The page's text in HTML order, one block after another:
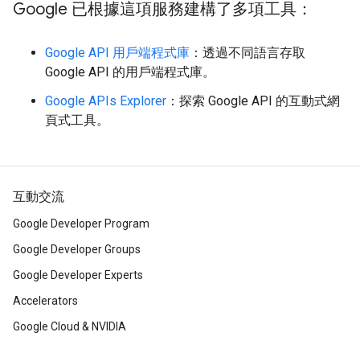
Google 已根據這項服務建構了多項工具：
Google API 用戶端程式庫 ：透過不同語言存取
Google API 的用戶端程式庫。
Google APIs Explorer ：探索 Google API 的互動式網
頁式工具。
互動交流
Google Developer Program
Google Developer Groups
Google Developer Experts
Accelerators
Google Cloud & NVIDIA